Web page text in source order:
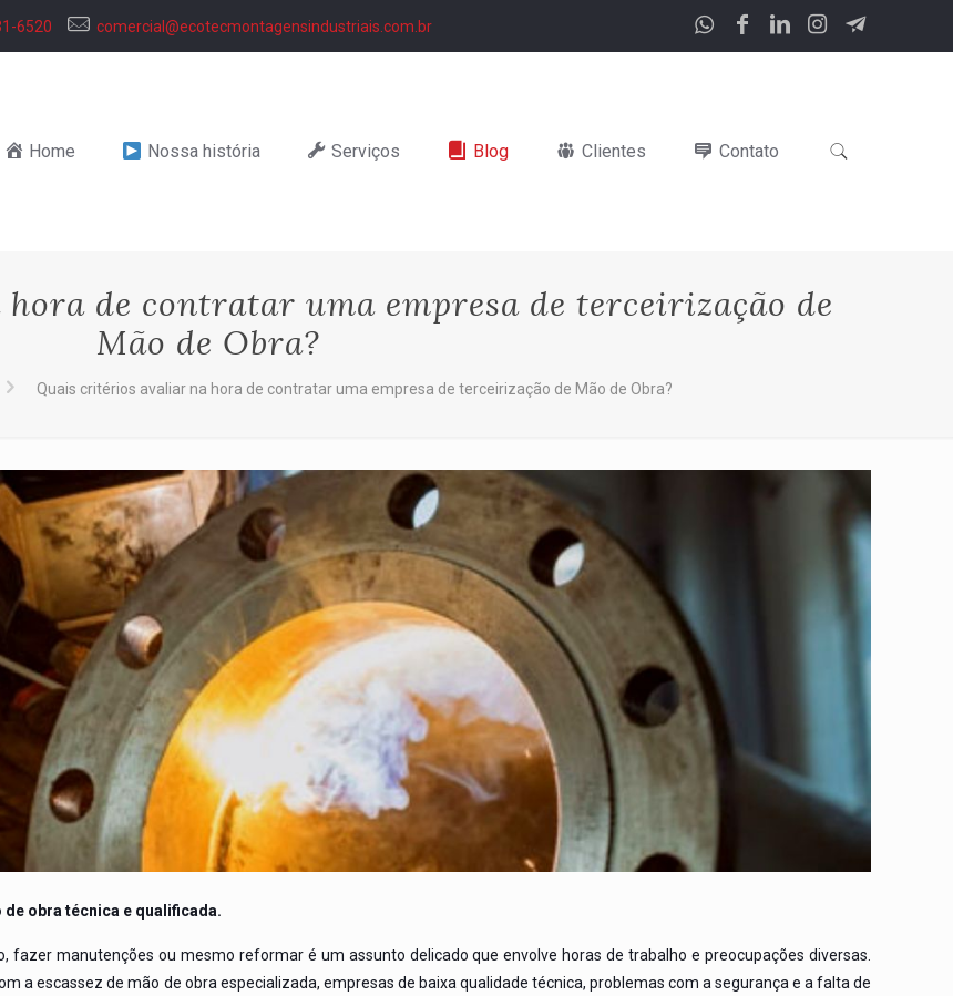
6520 comercial@ecotecmontagensindustriais.com.br
Home Nossa história Serviços Blog Clientes Contato
de contratar uma empresa de terceirização de
Mão de Obra?
Quais critérios avaliar na hora de contratar uma empresa de terceirização de Mão de Obra?
obra técnica e qualificada.
fazer manutenções ou mesmo reformar é um assunto delicado que envolve horas de trabalho e preocupações diversas.
a escassez de mão de obra especializada, empresas de baixa qualidade técnica, problemas com a segurança e a falta de